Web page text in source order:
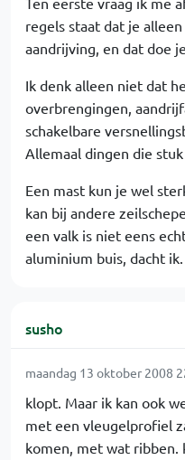
regels staat dat je
aandrijving, en dat doe
Ik denk alleen niet dat
overbrengingen,
schakelbare
Allemaal dingen die
Een mast kun je wel
kan bij andere
een valk is niet eens
aluminium buis, dacht ik.
susho
maandag 13 oktober 2008
klopt. Maar ik kan ook
met een vleugelprofiel
komen, met wat ribben.